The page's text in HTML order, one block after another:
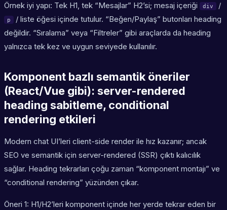
Örnek iyi yapı: Tek H1, tek “Mesajlar” H2’si; mesaj içeriği div /
p
/ liste öğesi içinde tutulur. “Beğen/Paylaş” butonları heading
değildir. “Sıralama” veya “Filtreler” gibi araçlarda da heading
yalnızca tek kez ve uygun seviyede kullanılır.
Komponent bazlı semantik öneriler
(React/Vue gibi): server-rendered
heading sabitleme, conditional
rendering etkileri
Modern chat UI’leri client-side render ile hız kazanır; ancak
SEO ve semantik için server-rendered (SSR) çıktı kalıcılık
sağlar. Heading tekrarları çoğu zaman “komponent montajı” ve
“conditional rendering” yüzünden çıkar.
Öneri 1: H1/H2’leri komponent içinde her yerde tekrar eden bir